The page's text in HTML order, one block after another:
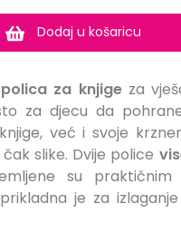
Dodaj u košaricu
za knjigeza
za djecu da
već i svoje
slike. Dvije police
su praktičnim
je za